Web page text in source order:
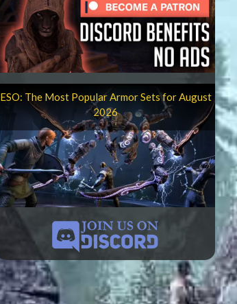
ESO: The Most Popular Armor Sets for August
2026